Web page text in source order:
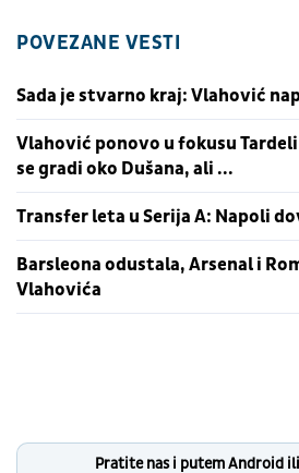
POVEZANE VESTI
Sada je stvarno kraj: Vlahović
Vlahović ponovo u fokusu
se gradi oko Dušana, ali ...
Transfer leta u Serija A: Napoli
Barsleona odustala, Arsenal i
Vlahovića
Pratite nas i putem Android